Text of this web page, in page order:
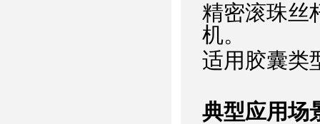
精密滚珠丝
机‌。
适用胶囊类
典型应用场